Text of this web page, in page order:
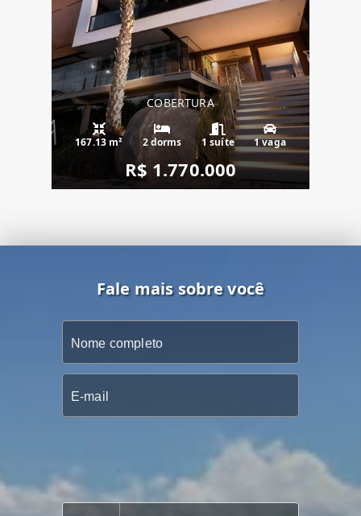
COBERTURA
167.13 m² 2 dorms 1 suíte 1 vaga
R$ 1.770.000
Fale mais sobre você